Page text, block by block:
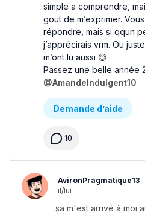
simple a comprendre,
gout de m’exprimer.
répondre, mais si qqun
j’apprécirais vrm. Ou
m’ont lu aussi 😊
Passez une belle année
@AmandeIndulgent10
Demande d’aide
10
AvironPragmatique13
il/lui
sa m'est arrivé à moi